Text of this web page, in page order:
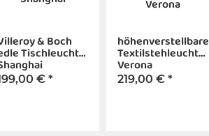
& Boch
Tischleuchte
€ *
höhenverstellbare
Textilstehleuchte
Verona
219,00 € *